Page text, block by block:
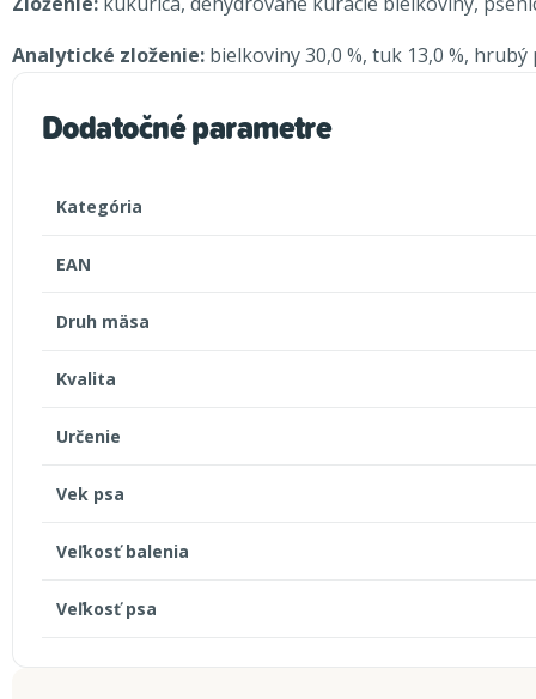
Analytické zloženie: bielkoviny 30,0 %, tuk 13,0 %,
Dodatočné parametre
Kategória
EAN
Druh mäsa
Kvalita
Určenie
Vek psa
Veľkosť balenia
Veľkosť psa